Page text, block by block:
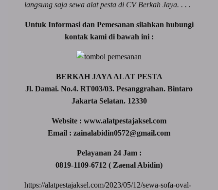
langsung saja sewa alat pesta di CV Berkah Jaya. . . .
Untuk Informasi dan Pemesanan silahkan hubungi
kontak kami di bawah ini :
BERKAH JAYA ALAT PESTA
Jl. Damai. No.4. RT003/03. Pesanggrahan. Bintaro
Jakarta Selatan. 12330
Website : www.alatpestajaksel.com
Email : zainalabidin0572@gmail.com
Pelayanan 24 Jam :
0819-1109-6712 ( Zaenal Abidin)
https://alatpestajaksel.com/2023/05/12/sewa-sofa-oval-